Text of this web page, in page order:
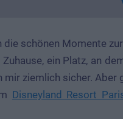
die schönen Momente
ein Platz, an
mir ziemlich sicher. Aber
Disneyland Resort